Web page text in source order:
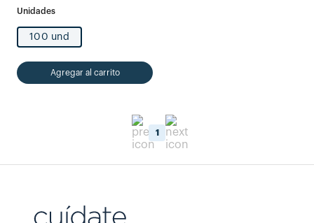
100 und
Agregar al carrito
1